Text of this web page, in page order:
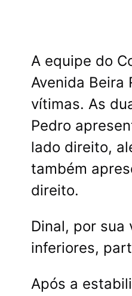
A equipe do
Avenida Beira
vítimas. As
Pedro
lado direito,
também
direito.
Dinal, por
inferiores,
Após a